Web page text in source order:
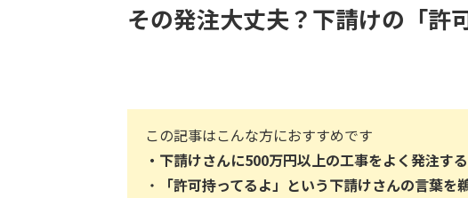
その発注大丈夫？下請けの「許
この記事はこんな方におすすめです
・下請けさんに500万円以上の工事をよく発注す
・
「許可持ってるよ」という下請けさんの言葉を